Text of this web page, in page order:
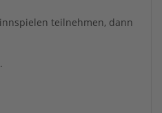
teilnehmen, dann